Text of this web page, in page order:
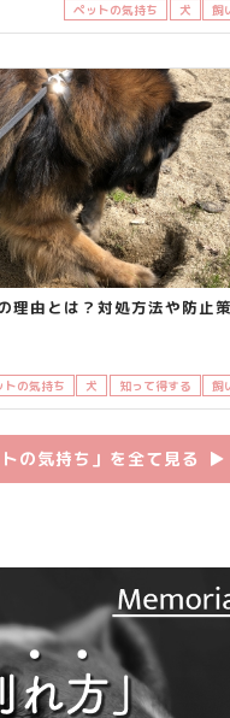
ペットの気持ち 犬 飼
理由とは？対処方法や防止
トの気持ち 犬 知って得する 飼
トの気持ち」を全て見る ▶︎